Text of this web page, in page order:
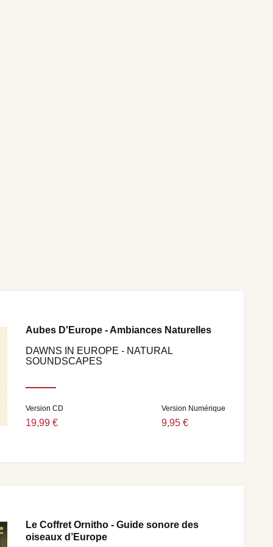
Aubes D'Europe - Ambiances Naturelles
DAWNS IN EUROPE - NATURAL
SOUNDSCAPES
Version CD
19,99 €
Version Numérique
9,95 €
Le Coffret Ornitho - Guide sonore des
oiseaux d’Europe